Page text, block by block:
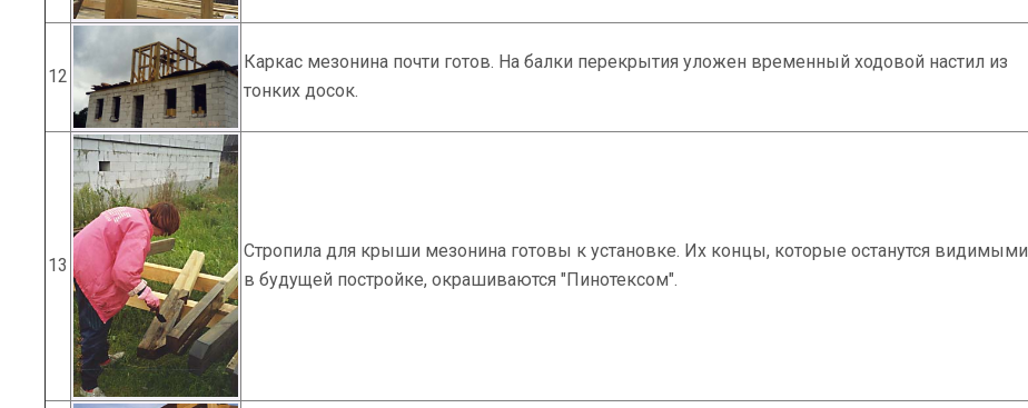
12
Каркас мезонина почти готов. На балки перекрытия уложен временный ходовой настил из
тонких досок.
13
Стропила для крыши мезонина готовы к установке. Их концы, которые останутся видимыми
в будущей постройке, окрашиваются "Пинотексом".